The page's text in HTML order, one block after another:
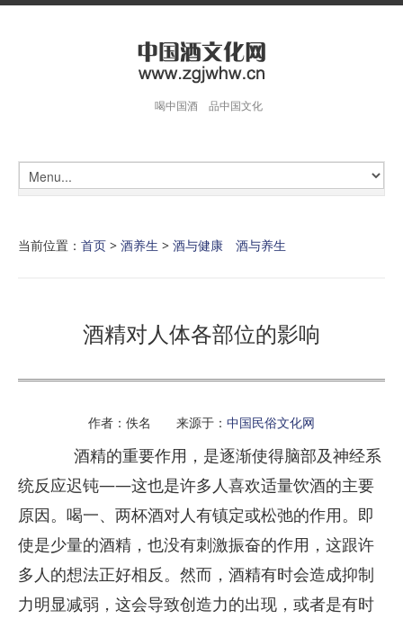
喝中国酒 品中国文化
当前位置： 首页 > 酒养生 > 酒与健康 酒与养生
酒精对人体各部位的影响
作者：佚名 来源于： 中国民俗文化网
酒精的重要作用，是逐渐使得脑部及神经系
统反应迟钝——这也是许多人喜欢适量饮酒的主要
原因。喝一、两杯酒对人有镇定或松弛的作用。即
使是少量的酒精，也没有刺激振奋的作用，这跟许
多人的想法正好相反。然而，酒精有时会造成抑制
力明显减弱，这会导致创造力的出现，或者是有时